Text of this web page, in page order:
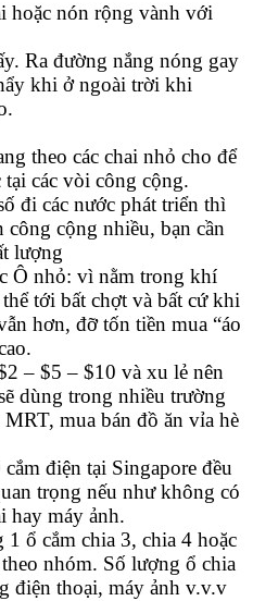
hoặc nón rộng vành với
Ra đường nắng nóng gay
khi ở ngoài trời khi
theo các chai nhỏ cho để
các vòi công cộng.
đi các nước phát triển thì
công cộng nhiều, bạn cần
lượng
Ô nhỏ: vì nằm trong khí
tới bất chợt và bất cứ khi
hơn, đỡ tốn tiền mua “áo
– $5 – $10 và xu lẻ nên
dùng trong nhiều trường
mua bán đồ ăn vỉa hè
điện tại Singapore đều
trọng nếu như không có
hay máy ảnh.
ổ cắm chia 3, chia 4 hoặc
nhóm. Số lượng ổ chia
điện thoại, máy ảnh v.v.v